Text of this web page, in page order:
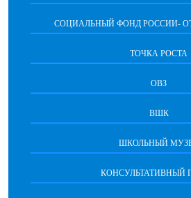
СОЦИАЛЬНЫЙ ФОНД РОССИИ-
ТОЧКА РОСТА
ОВЗ
ВШК
ШКОЛЬНЫЙ
КОНСУЛЬТАТИВНЫЙ